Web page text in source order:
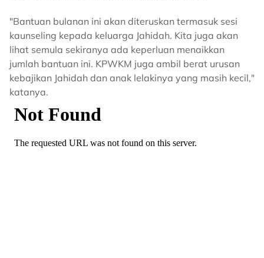
"Bantuan bulanan ini akan diteruskan termasuk sesi
kaunseling kepada keluarga Jahidah. Kita juga akan
lihat semula sekiranya ada keperluan menaikkan
jumlah bantuan ini. KPWKM juga ambil berat urusan
kebajikan Jahidah dan anak lelakinya yang masih kecil,"
katanya.